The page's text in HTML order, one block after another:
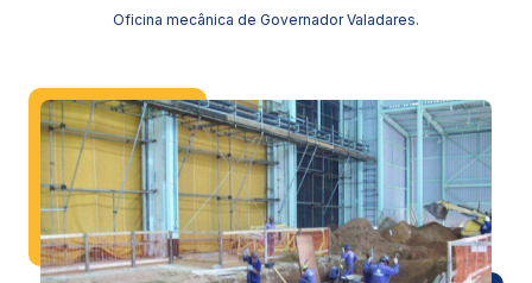
Oficina mecânica de Governador Valadares.